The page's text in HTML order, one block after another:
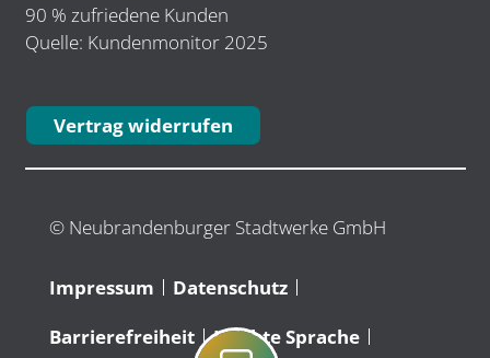
90 % zufriedene Kunden
Quelle: Kundenmonitor 2025
Vertrag widerrufen
© Neubrandenburger Stadtwerke GmbH
Impressum
Datenschutz
Barrierefreiheit
Leichte Sprache